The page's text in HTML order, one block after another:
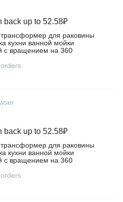
back up to 52.58₽
для раковины
кухни ванной мойки
с вращением на 360
- 30см, черный матовый,
back up to 52.58₽
для раковины
кухни ванной мойки
с вращением на 360
- 20см, черный, цвет